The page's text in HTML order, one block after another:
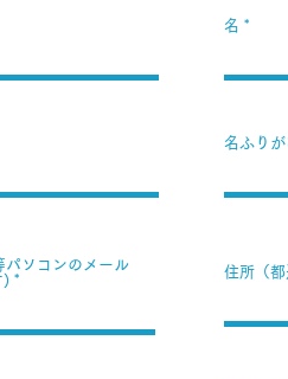
名
名ふりが
パソコンのメール
)
住所（都